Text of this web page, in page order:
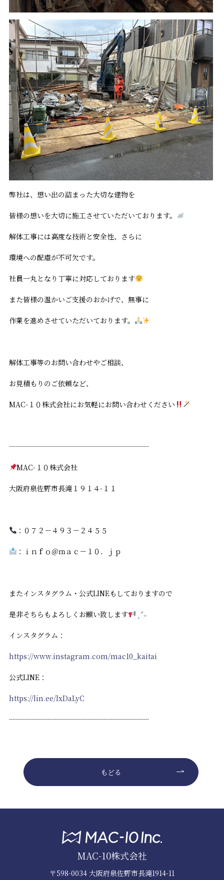
弊社は、想い出の詰まった大切な建物を
皆様の想いを大切に施工させていただいております。
解体工事には高度な技術と安全性、さらに
環境への配慮が不可欠です。
社員一丸となり丁寧に対応しております
また皆様の温かいご支援のおかげで、無事に
作業を進めさせていただいております。
解体工事等のお問い合わせやご相談、
お見積もりのご依頼など、
MAC-１０株式会社にお気軽にお問い合わせください
┈┈┈┈┈┈┈┈┈┈┈┈┈┈┈┈┈┈┈┈
MAC-１０株式会社
大阪府泉佐野市長滝１９１４-１１
：０７２－４９３－２４５５
：ｉｎｆｏ＠ｍａｃ－１０．ｊｐ
またインスタグラム・公式LINEもしておりますので
是非そちらもよろしくお願い致します ˎˊ˗
インスタグラム：
https://www.instagram.com/mac10_kaitai
公式LINE：
https://lin.ee/lxDaLyC
┈┈┈┈┈┈┈┈┈┈┈┈┈┈┈┈┈┈┈┈
もどる
MAC-10株式会社
〒598-0034 大阪府泉佐野市長滝1914-11